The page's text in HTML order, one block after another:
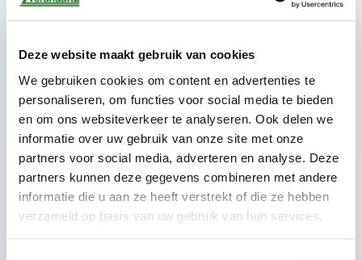
Deze website maakt gebruik van cookies
We gebruiken cookies om content en advertenties te
personaliseren, om functies voor social media te bieden
en om ons websiteverkeer te analyseren. Ook delen we
informatie over uw gebruik van onze site met onze
partners voor social media, adverteren en analyse. Deze
partners kunnen deze gegevens combineren met andere
informatie die u aan ze heeft verstrekt of die ze hebben
verzameld op basis van uw gebruik van hun services.
Glasdikte
10mm gehard (ESG)
Glastype
Helder glas
Glasranden
Geslepen (niet scherp)
Profielmateriaal
Aluminium 6063-T6
Afwerking
Zwart RAL 9005
Wieltype
RVS 304, verstelbaar
Aantal rails
3 -rail systeem